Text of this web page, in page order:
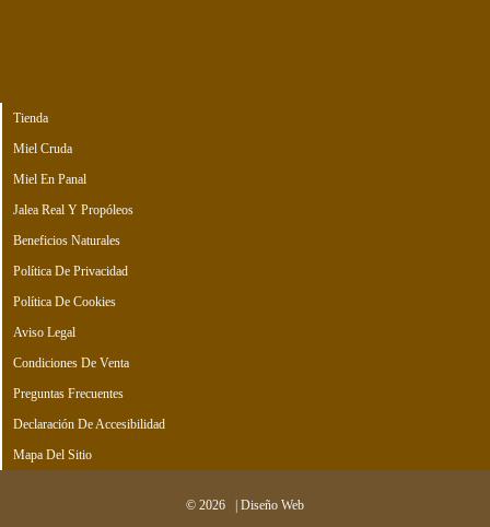
Tienda
Miel Cruda
Miel En Panal
Jalea Real Y Propóleos
Beneficios Naturales
Política De Privacidad
Política De Cookies
Aviso Legal
Condiciones De Venta
Preguntas Frecuentes
Declaración De Accesibilidad
Mapa Del Sitio
© 2026 Diseño Web